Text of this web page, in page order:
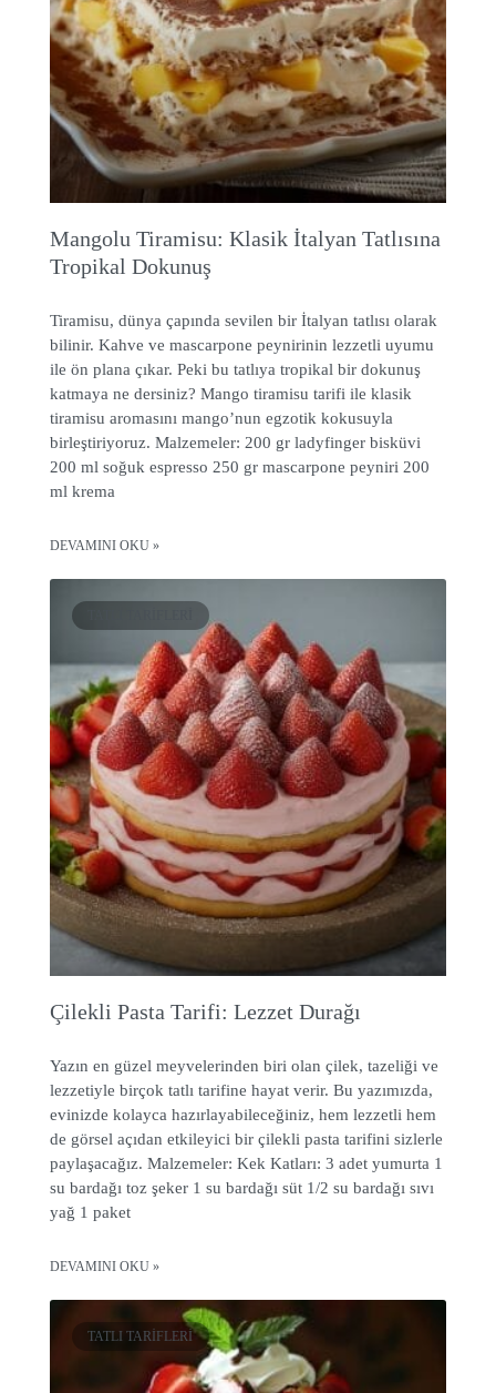
Mangolu Tiramisu: Klasik İtalyan Tatlısına
Tropikal Dokunuş
Tiramisu, dünya çapında sevilen bir İtalyan tatlısı olarak
bilinir. Kahve ve mascarpone peynirinin lezzetli uyumu
ile ön plana çıkar. Peki bu tatlıya tropikal bir dokunuş
katmaya ne dersiniz? Mango tiramisu tarifi ile klasik
tiramisu aromasını mango’nun egzotik kokusuyla
birleştiriyoruz. Malzemeler: 200 gr ladyfinger bisküvi
200 ml soğuk espresso 250 gr mascarpone peyniri 200
ml krema
DEVAMINI OKU »
Çilekli Pasta Tarifi: Lezzet Durağı
Yazın en güzel meyvelerinden biri olan çilek, tazeliği ve
lezzetiyle birçok tatlı tarifine hayat verir. Bu yazımızda,
evinizde kolayca hazırlayabileceğiniz, hem lezzetli hem
de görsel açıdan etkileyici bir çilekli pasta tarifini sizlerle
paylaşacağız. Malzemeler: Kek Katları: 3 adet yumurta 1
su bardağı toz şeker 1 su bardağı süt 1/2 su bardağı sıvı
yağ 1 paket
DEVAMINI OKU »
TATLI TARIFLERI